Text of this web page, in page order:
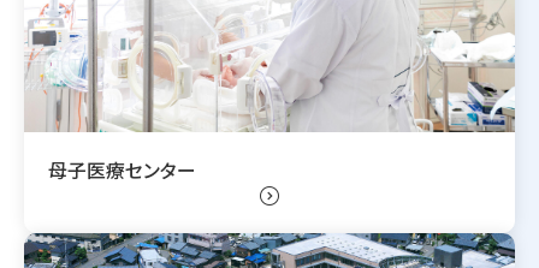
母子医療センター
expand_circle_right